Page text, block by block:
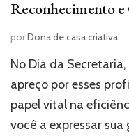
Reconhecimento e
porDona de casa criativa
No Dia da
apreço por esses
papel vital na
você a expressar